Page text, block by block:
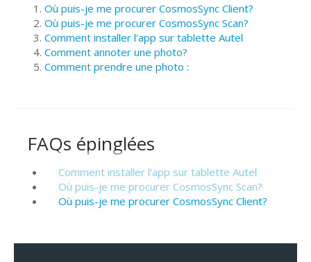
Où puis-je me procurer CosmosSync Client?
Où puis-je me procurer CosmosSync Scan?
Comment installer l'app sur tablette Autel
Comment annoter une photo?
Comment prendre une photo :
FAQs épinglées
Comment installer l'app sur tablette Autel
Où puis-je me procurer CosmosSync Scan?
Où puis-je me procurer CosmosSync Client?